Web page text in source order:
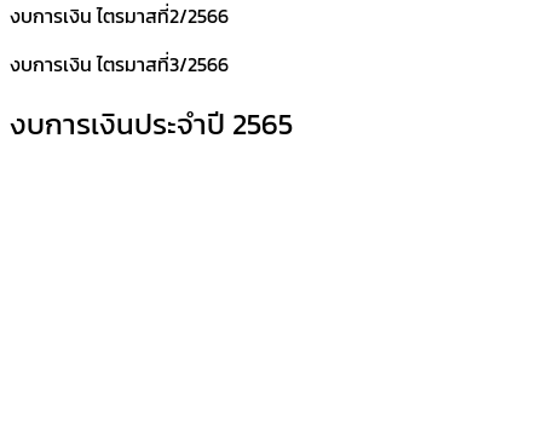
งบการเงิน ไตรมาสที่2/2566
งบการเงิน ไตรมาสที่3/2566
งบการเงินประจำปี 2565